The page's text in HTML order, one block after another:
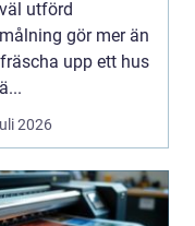
vid
i
utförd
gör mer än
upp ett hus
2026